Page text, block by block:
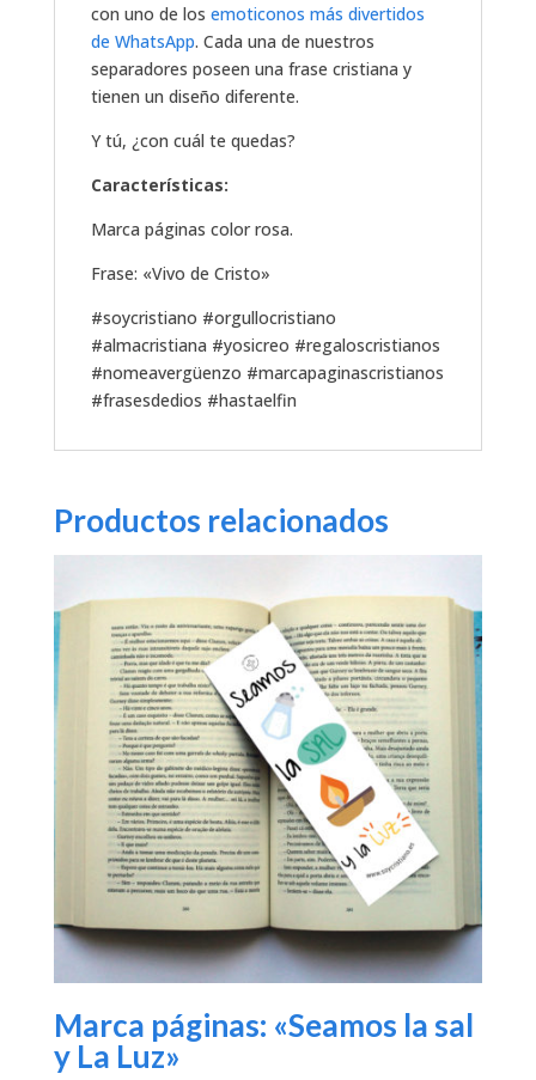
con uno de los emoticonos más divertidos
de WhatsApp. Cada una de nuestros
separadores poseen una frase cristiana y
tienen un diseño diferente.
Y tú, ¿con cuál te quedas?
Características:
Marca páginas color rosa.
Frase: «Vivo de Cristo»
#soycristiano #orgullocristiano
#almacristiana #yosicreo #regaloscristianos
#nomeavergüenzo #marcapaginascristianos
#frasesdedios #hastaelfin
Productos relacionados
Marca páginas: «Seamos la sal
y La Luz»